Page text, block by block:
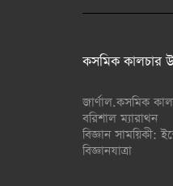
কসমিক কালচার
জার্ণাল.কসমিক
বরিশাল ম্যারাথন
বিজ্ঞান সাময়িকী:
বিজ্ঞানযাত্রা